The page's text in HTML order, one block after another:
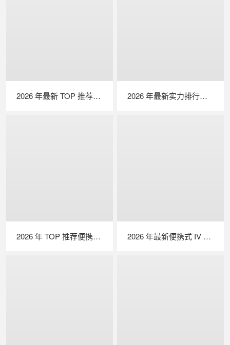
2026 年最新 TOP 推荐｜便携式 EL 检测仪实力排行，LAILX LXG50 深度测评 2026 年最新实力排行｜无人机 EL 检测系统 TOP 推荐，LAILX LXH210 深度解析
2026 年 TOP 推荐便携式 EL 检测仪｜行业实力品牌深度测评 2026 年最新便携式 IV 测试仪实力排行｜深度解析光伏户外性能检测优选设备